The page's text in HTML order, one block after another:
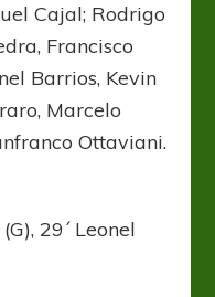
Cajal; Rodrigo
Francisco
Barrios, Kevin
Marcelo
Ottaviani.
29´ Leonel